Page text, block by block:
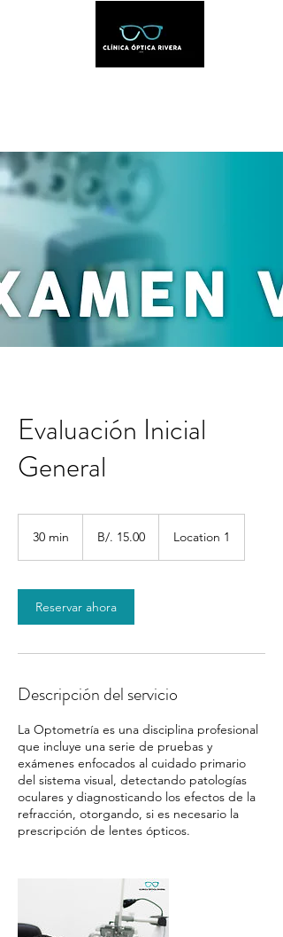
Evaluación Inicial
General
30 min
m
i
n
B/. 15.00 Location 1
Reservar ahora
Descripción del servicio
La Optometría es una disciplina profesional
que incluye una serie de pruebas y
exámenes enfocados al cuidado primario
del sistema visual, detectando patologías
oculares y diagnosticando los efectos de la
refracción, otorgando, si es necesario la
prescripción de lentes ópticos.